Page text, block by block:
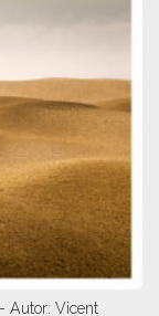
Autor: Vicent